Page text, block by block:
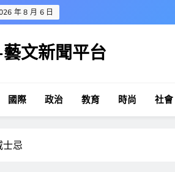
年 8 月 6 日
文新聞平台
國際 政治 教育 時尚 社會
士忌